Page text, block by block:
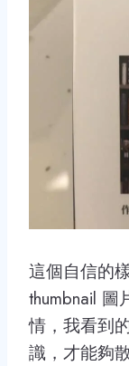
這個自信的
thumbnail
情，我看到
識，才能夠